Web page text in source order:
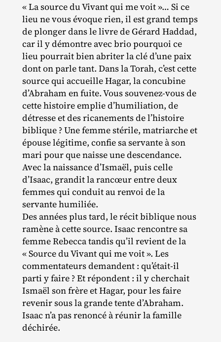
« La source du Vivant qui me voit »… Si ce
lieu ne vous évoque rien, il est grand temps
de plonger dans le livre de Gérard Haddad,
car il y démontre avec brio pourquoi ce
lieu pourrait bien abriter la clé d’une paix
dont on parle tant. Dans la Torah, c’est cette
source qui accueille Hagar, la concubine
d’Abraham en fuite. Vous souvenez‐​vous de
cette histoire emplie d’humiliation, de
détresse et des ricanements de l’histoire
biblique ? Une femme stérile, matriarche et
épouse légitime, confie sa servante à son
mari pour que naisse une descendance.
Avec la naissance d’Ismaël, puis celle
d’Isaac, grandit la rancœur entre deux
femmes qui conduit au renvoi de la
servante humiliée.
Des années plus tard, le récit biblique nous
ramène à cette source. Isaac rencontre sa
femme Rebecca tandis qu’il revient de la
« Source du Vivant qui me voit ». Les
commentateurs demandent : qu’était-il
parti y faire ? Et répondent : il y cherchait
Ismaël son frère et Hagar, pour les faire
revenir sous la grande tente d’Abraham.
Isaac n’a pas renoncé à réunir la famille
déchirée.